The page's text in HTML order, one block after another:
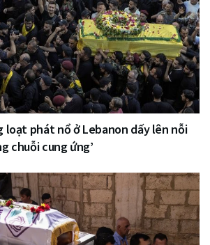
loạt phát nổ ở Lebanon dấy lên nỗi
chuỗi cung ứng’